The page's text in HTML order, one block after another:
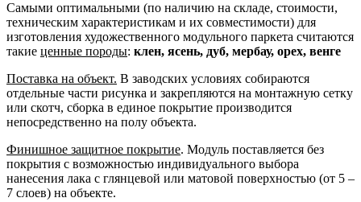
Самыми оптимальными (по наличию на складе, стоимости,
техническим характеристикам и их совместимости) для
изготовления художественного модульного паркета считаются
такие ценные породы: клен, ясень, дуб, мербау, орех, венге
Поставка на объект. В заводских условиях собираются
отдельные части рисунка и закрепляются на монтажную сетку
или скотч, сборка в единое покрытие производится
непосредственно на полу объекта.
Финишное защитное покрытие. Модуль поставляется без
покрытия с возможностью индивидуального выбора
нанесения лака с глянцевой или матовой поверхностью (от 5 –
7 слоев) на объекте.